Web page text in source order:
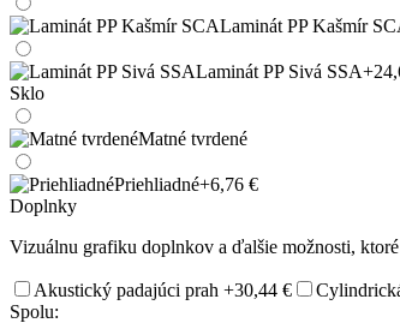
Laminát PP Kašmír
Laminát PP Sivá SSA
Sklo
Matné tvrdené
Priehliadné+6,76 €
Doplnky
Vizuálnu grafiku doplnkov a ďalšie možnosti,
Akustický padajúci prah +30,44 €
Spolu: